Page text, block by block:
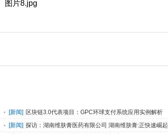
[新闻] 区块链3.0代表项目：GPC环球支付系统应用实例解析
[新闻] 探访：湖南维肤膏医药有限公司 湖南维肤膏:正快速崛起